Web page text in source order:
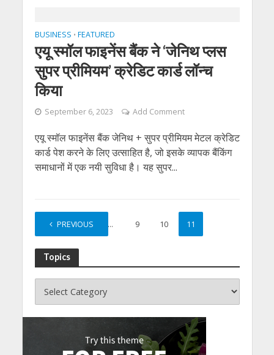
BUSINESS • FEATURED
एयू स्मॉल फाइनेंस बैंक ने ‘जेनिथ प्लस
सुपर प्रीमियम’ क्रेडिट कार्ड लॉन्‍च
किया
September 6, 2023 Add Comment
एयू स्मॉल फाइनेंस बैंक जेनिथ + सुपर प्रीमियम मेटल क्रेडिट
कार्ड पेश करने के लिए उत्साहित है, जो इसके व्यापक बैंकिंग
समाधानों में एक नयी सुविधा है। यह सुपर...
PREVIOUS
1 … 9 10 11
Topics